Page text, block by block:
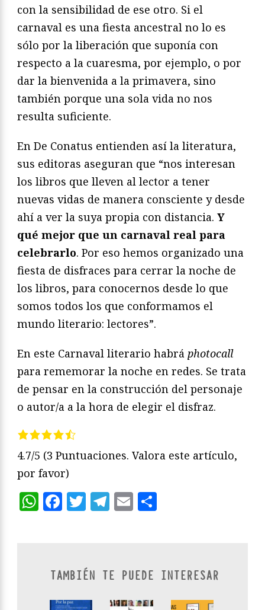
con la sensibilidad de ese otro. Si el
carnaval es una fiesta ancestral no lo es
sólo por la liberación que suponía con
respecto a la cuaresma, por ejemplo, o por
dar la bienvenida a la primavera, sino
también porque una sola vida no nos
resulta suficiente.
En De Conatus entienden así la literatura,
sus editoras aseguran que “nos interesan
los libros que lleven al lector a tener
nuevas vidas de manera consciente y desde
ahí a ver la suya propia con distancia. Y
qué mejor que un carnaval real para
celebrarlo. Por eso hemos organizado una
fiesta de disfraces para cerrar la noche de
los libros, para conocernos desde lo que
somos todos los que conformamos el
mundo literario: lectores”.
En este Carnaval literario habrá photocall
para rememorar la noche en redes. Se trata
de pensar en la construcción del personaje
o autor/a a la hora de elegir el disfraz.
4.7/5 (3 Puntuaciones. Valora este artículo,
por favor)
WhatsApp
Facebook
Twitter
Telegram
Email
TAMBIÉN TE PUEDE INTERESAR